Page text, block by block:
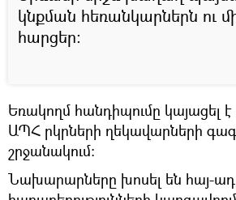
կնքման հեռանկարներն ու
հարցեր։
Եռակողմ հանդիպումը կայացել
ԱՊՀ րկրների ղեկավարների
շրջանակում։
Նախարարները խոսել են հայ-